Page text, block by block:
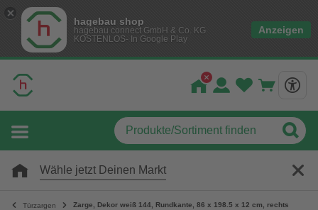
hagebau shop
hagebau connect GmbH & Co. KG
KOSTENLOS- In Google Play
Anzeigen
Wähle jetzt Deinen Markt
Türzargen Zarge, Dekor weiß 144, Rundkante, 86 x 198.5 x 12 cm, rechts